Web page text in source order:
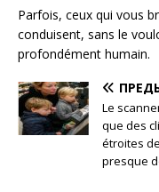
Parfois, ceux qui vous
conduisent, sans le
profondément humain.
Le
que des
étroites
presque